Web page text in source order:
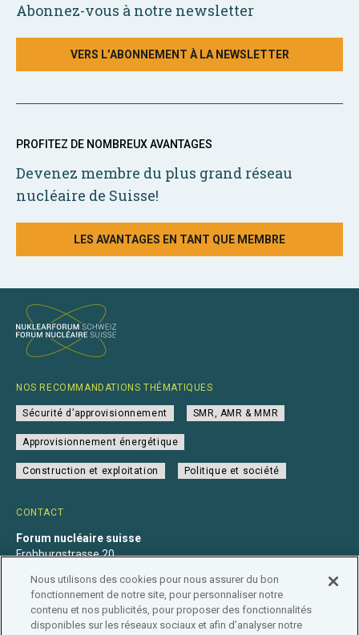
Abonnez-vous à notre newsletter
VERS L’ABONNEMENT À LA NEWSLETTER
PROFITEZ DE NOMBREUX AVANTAGES
Devenez membre du plus grand réseau
nucléaire de Suisse!
LES AVANTAGES EN TANT QUE MEMBRE
CONTACT
Forum nucléaire suisse
Frohburgstrasse 20
+41 31 560 36 50
info@nuklearforum.ch
NOS RECOMMANDATIONS THÉMATIQUES
Sécurité d’approvisionnement SMR, AMR & MMR
Approvisionnement énergétique
Construction et exploitation Politique et société
Nous utilisons des cookies pour nous assurer du bon
fonctionnement de notre site, pour personnaliser notre
contenu et nos publicités, pour proposer des fonctionnalités
disponibles sur les réseaux sociaux et afin d’analyser notre